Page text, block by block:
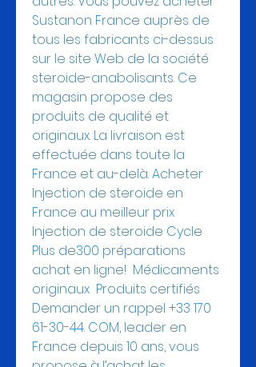
Sustanon France auprès de
tous les fabricants ci-dessus
sur le site Web de la société
steroide-anabolisants. Ce
magasin propose des
produits de qualité et
originaux. La livraison est
effectuée dans toute la
France et au-delà. Acheter
Injection de steroide en
France au meilleur prix
Injection de steroide Cycle
Plus de300 préparations
achat en ligne! ️ Médicaments
originaux  Produits certifiés
Demander un rappel +33 170
61-30-44. COM, leader en
France depuis 10 ans, vous